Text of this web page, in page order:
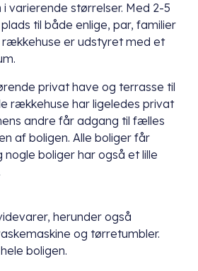
varierende størrelser. Med 2-5
til både enlige, par, familier
rækkehuse er udstyret med et
privat have og terrasse til
rækkehuse har ligeledes privat
andre får adgang til fælles
af boligen. Alle boliger får
nogle boliger har også et lille
herunder også
og tørretumbler.
boligen.